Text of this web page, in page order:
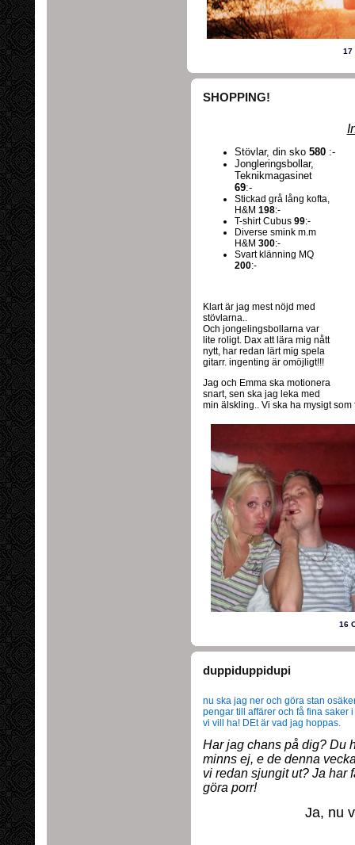
17
SHOPPING!
Stövlar, din sko 580:-
Jongleringsbollar,
Teknikmagasinet
69:-
Stickad grå lång kofta,
H&M 198:-
T-shirt Cubus 99:-
Diverse smink m.m
H&M 300:-
Svart klänning MQ
200:-
Klart är jag mest nöjd med
stövlarna..
Och jongelingsbollarna var
lite roligt. Dax att lära mig nått
nytt, har redan lärt mig spela
gitarr. ingenting är omöjligt!!!
Jag och Emma ska motionera
snart, sen ska jag leka med
min älskling.. Vi ska ha mysigt
16
duppiduppidupi
nu ska jag ner och göra stan
pengar till affärer och få fina saker
vi vill ha! DEt är vad jag hoppas.
Har jag chans på dig? Du
minns ej, e de denna
vi redan sjungit ut? Ja har
göra porr!
Ja, nu